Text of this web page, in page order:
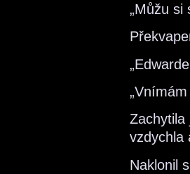
„Můžu si
„Vnímám
Zachytila
vzdychla
Naklonil